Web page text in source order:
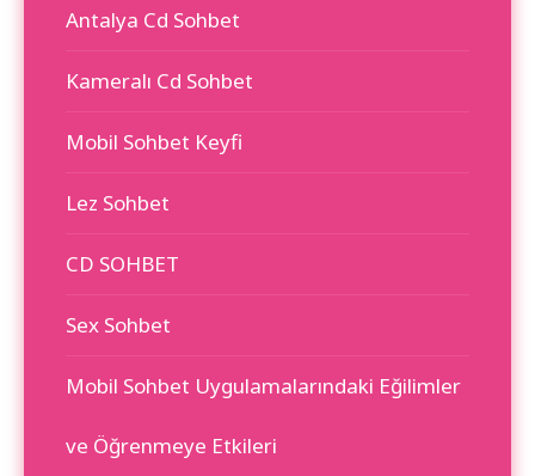
Antalya Cd Sohbet
Kameralı Cd Sohbet
Mobil Sohbet Keyfi
Lez Sohbet
CD SOHBET
Sex Sohbet
Mobil Sohbet Uygulamalarındaki Eğilimler
ve Öğrenmeye Etkileri